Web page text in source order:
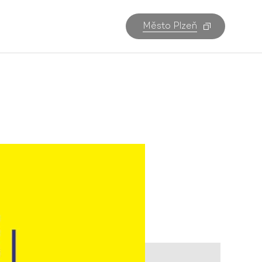
Město Plzeň